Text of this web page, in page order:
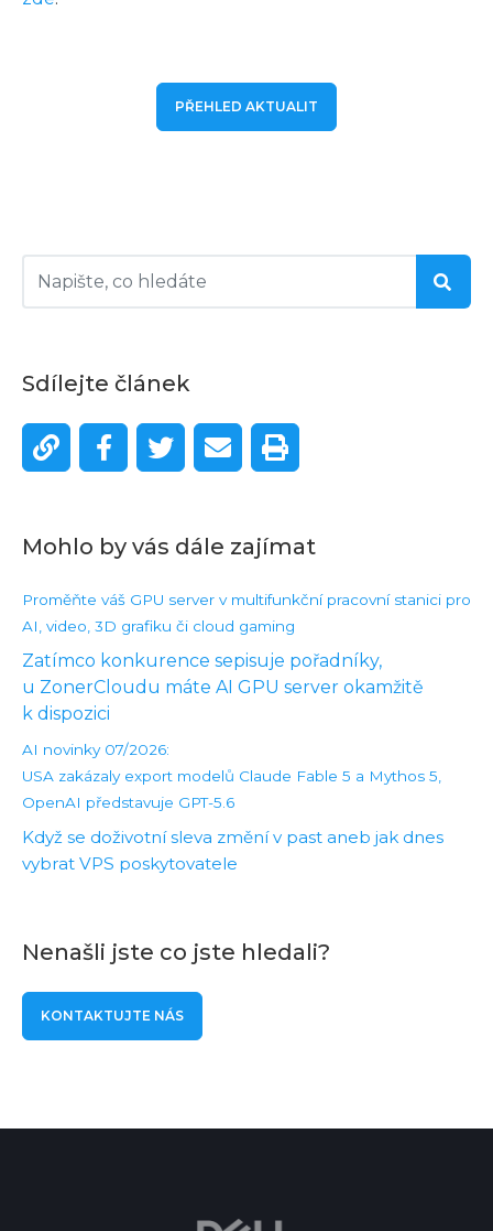
Sdílejte článek
Mohlo by vás dále zajímat
Proměňte váš GPU server v multifunkční pracovní stanici pro
AI, video, 3D grafiku či cloud gaming
Zatímco konkurence sepisuje pořadníky,
u ZonerCloudu máte AI GPU server okamžitě
k dispozici
AI novinky 07/2026:
USA zakázaly export modelů Claude Fable 5 a Mythos 5,
OpenAI představuje GPT-5.6
Když se doživotní sleva změní v past aneb jak dnes
vybrat VPS poskytovatele
Nenašli jste co jste hledali?
KONTAKTUJTE NÁS
PŘEHLED AKTUALIT